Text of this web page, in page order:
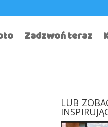
Zadzwoń teraz
LUB